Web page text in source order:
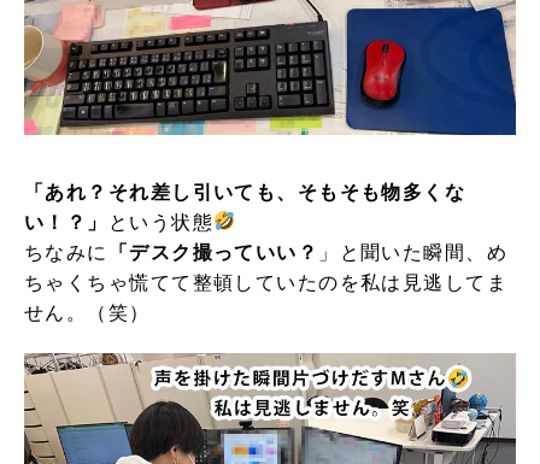
「あれ？それ差し引いても、そもそも物多くな
い！？」
という状態
ちなみに
「デスク撮っていい？ 」と聞いた瞬間、め
ちゃくちゃ慌てて整頓していたのを私は見逃してま
せん。（笑）